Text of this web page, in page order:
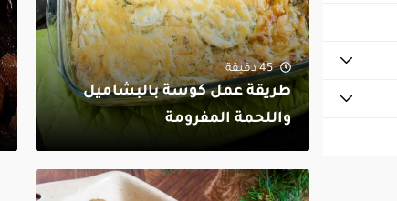
45 دقيقة
طريقة عمل كوسة بالبشاميل
واللحمة المفرومة